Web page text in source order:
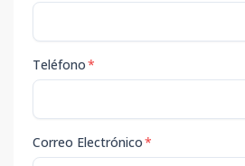
Teléfono*
Correo Electrónico*